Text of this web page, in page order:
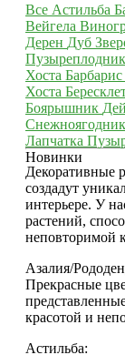
Все Астильба
Вейгела
Дерен Дуб
Пузыреплодник
Хоста Барбарис
Хоста
Боярышник
Снежноягодник
Лапчатка
Новинки
Декоративные
создадут
интерьере. У
растений,
неповторимой
Азалия/
Прекрасные
красотой и
Астильба: